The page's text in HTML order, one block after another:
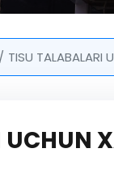
TISU TALABALARI